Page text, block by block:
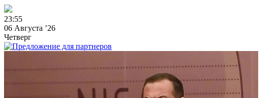
23:55
06 Августа ’26
Четверг